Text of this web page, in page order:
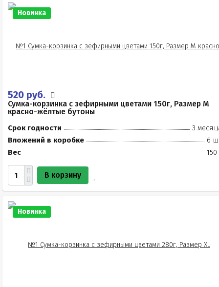
Новинка
520 руб.
Сумка-корзинка с зефирными цветами 150г, Размер М
красно-жёлтые бутоны
Срок годности
3
Вложений в коробке
6
Вес
150
В корзину
Новинка